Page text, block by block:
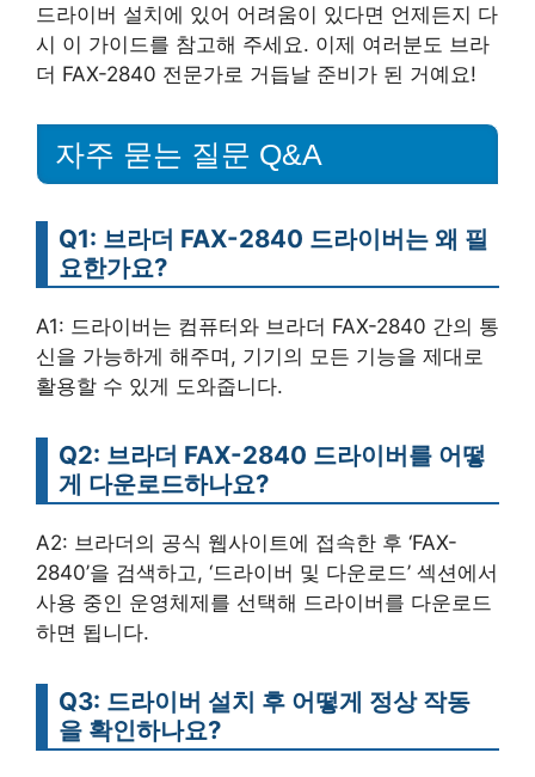
드라이버 설치에 있어 어려움이 있다면 언제든지 다
시 이 가이드를 참고해 주세요. 이제 여러분도 브라
더 FAX-2840 전문가로 거듭날 준비가 된 거예요!
자주 묻는 질문 Q&A
Q1: 브라더 FAX-2840 드라이버는 왜 필
요한가요?
A1: 드라이버는 컴퓨터와 브라더 FAX-2840 간의 통
신을 가능하게 해주며, 기기의 모든 기능을 제대로
활용할 수 있게 도와줍니다.
Q2: 브라더 FAX-2840 드라이버를 어떻
게 다운로드하나요?
A2: 브라더의 공식 웹사이트에 접속한 후 ‘FAX-
2840’을 검색하고, ‘드라이버 및 다운로드’ 섹션에서
사용 중인 운영체제를 선택해 드라이버를 다운로드
하면 됩니다.
Q3: 드라이버 설치 후 어떻게 정상 작동
을 확인하나요?